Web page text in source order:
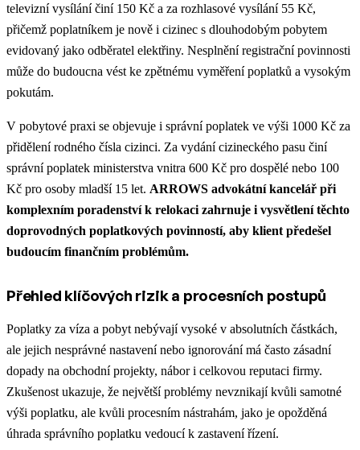
televizní vysílání činí 150 Kč a za rozhlasové vysílání 55 Kč,
přičemž poplatníkem je nově i cizinec s dlouhodobým pobytem
evidovaný jako odběratel elektřiny. Nesplnění registrační povinnosti
může do budoucna vést ke zpětnému vyměření poplatků a vysokým
pokutám.
V pobytové praxi se objevuje i správní poplatek ve výši 1000 Kč za
přidělení rodného čísla cizinci. Za vydání cizineckého pasu činí
správní poplatek ministerstva vnitra 600 Kč pro dospělé nebo 100
Kč pro osoby mladší 15 let. ARROWS advokátní kancelář při
komplexním poradenství k relokaci zahrnuje i vysvětlení těchto
doprovodných poplatkových povinností, aby klient předešel
budoucím finančním problémům.
Přehled klíčových rizik a procesních postupů
Poplatky za víza a pobyt nebývají vysoké v absolutních částkách,
ale jejich nesprávné nastavení nebo ignorování má často zásadní
dopady na obchodní projekty, nábor i celkovou reputaci firmy.
Zkušenost ukazuje, že největší problémy nevznikají kvůli samotné
výši poplatku, ale kvůli procesním nástrahám, jako je opožděná
úhrada správního poplatku vedoucí k zastavení řízení.